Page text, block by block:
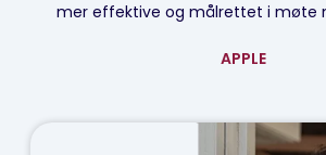
mer effektive og målrettet i møte
APPLE